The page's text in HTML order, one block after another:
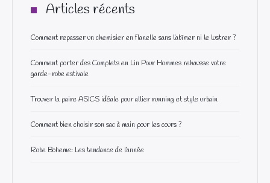
Articles récents
Comment repasser un chemisier en flanelle sans l’abîmer ni le lustrer ?
Comment porter des Complets en Lin Pour Hommes rehausse votre
garde-robe estivale
Trouver la paire ASICS idéale pour allier running et style urbain
Comment bien choisir son sac à main pour les cours ?
Robe Boheme: Les tendance de l’année